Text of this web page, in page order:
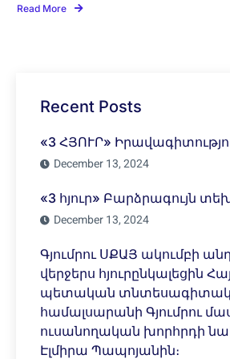
Read More
Recent Posts
«3 ՀՅՈՒՐ»
December 13, 2024
«3 հյուր» Բարձրագույն
December 13, 2024
Գյումրու ՍՔԱՅ ակումբի
վերջերս հյուրընկալեցին
պետական
համալսարանի Գյումրու
ուսանողական խորհրդի
Էլմիրա Պապոյանին։